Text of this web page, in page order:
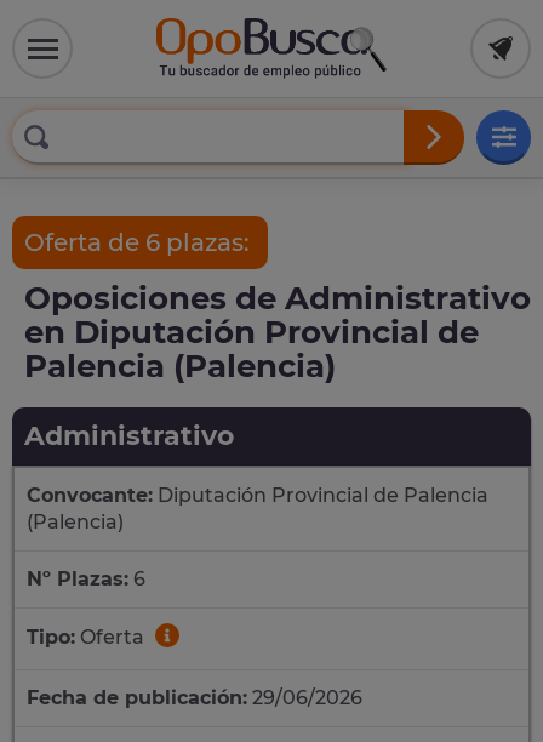
Oferta de 6 plazas:
Oposiciones de Administrativo
en Diputación Provincial de
Palencia (Palencia)
Administrativo
Convocante: Diputación Provincial de Palencia
(Palencia)
Nº Plazas: 6
Tipo: Oferta
Fecha de publicación: 29/06/2026